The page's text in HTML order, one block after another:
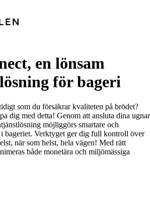
en lönsam
för bageri
som du försäkrar kvaliteten på brödet?
dig med detta! Genom att ansluta dina ugnar
möjliggörs smartare och
bageriet. Verktyget ger dig full kontroll över
när som helst, hela vägen! Med rätt
både monetära och miljömässiga